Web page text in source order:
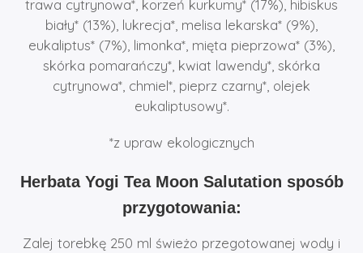
trawa cytrynowa*, korzeń kurkumy* (17%), hibiskus
biały* (13%), lukrecja*, melisa lekarska* (9%),
eukaliptus* (7%), limonka*, mięta pieprzowa* (3%),
skórka pomarańczy*, kwiat lawendy*, skórka
cytrynowa*, chmiel*, pieprz czarny*, olejek
eukaliptusowy*.
*z upraw ekologicznych
Herbata Yogi Tea Moon Salutation sposób
przygotowania:
Zalej torebkę 250 ml świeżo przegotowanej wody i